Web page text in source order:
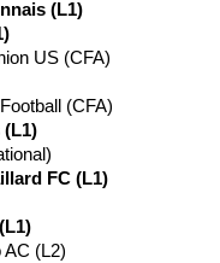
(L1)
US (CFA)
(CFA)
(L1)
FC (L1)
AC (L2)